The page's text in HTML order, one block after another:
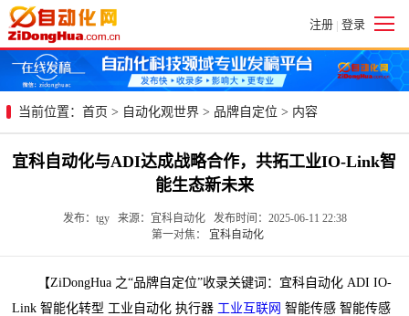
注册 | 登录
当前位置： 首页 > 自动化观世界 > 品牌自定位 > 内容
宜科自动化与ADI达成战略合作，共拓工业IO-Link智
能生态新未来
发布：tgy 来源：宜科自动化 发布时间：2025-06-11 22:38
第一对焦：
宜科自动化
【ZiDongHua 之“品牌自定位”收录关键词：宜科自动化 ADI IO-
Link 智能化转型 工业自动化 执行器 工业互联网 智能传感 智能传感